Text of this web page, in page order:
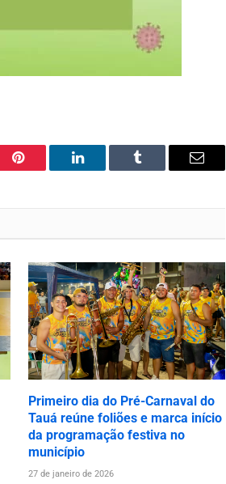
Pinterest LinkedIn Tumblr Email
Primeiro dia do Pré-Carnaval do
Tauá reúne foliões e marca início
da programação festiva no
município
27 de janeiro de 2026